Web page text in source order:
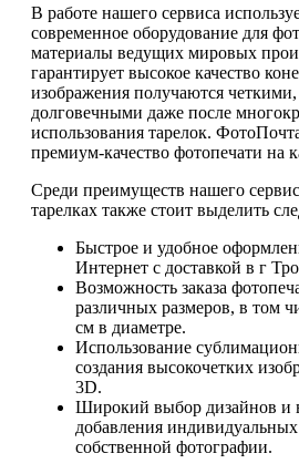
В работе нашего сервиса
современное оборудование для
материалы ведущих мировых
гарантирует высокое качество
изображения получаются
долговечными даже после
использования тарелок.
премиум-качество фотопечати на
Среди преимуществ нашего
тарелках также стоит выделить
Быстрое и удобное
Интернет с доставкой в г
Возможность заказа
различных размеров, в том
см в диаметре.
Использование
создания высокочетких
3D.
Широкий выбор дизайнов и
добавления
собственной фотографии.